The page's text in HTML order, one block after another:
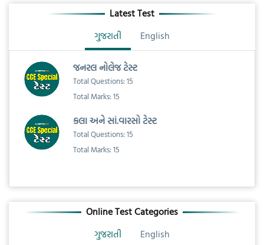
Latest Test
ગુજરાતી
English
જનરલ નોલેજ ટેસ્ટ
Total Questions: 15
Total Marks: 15
કલા અને સાં.વારસો ટેસ્ટ
Total Questions: 15
Total Marks: 15
Online Test Categories
ગુજરાતી
English